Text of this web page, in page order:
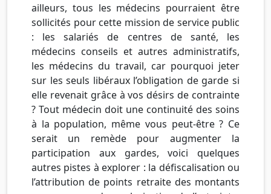
ailleurs, tous les médecins pourraient être
sollicités pour cette mission de service public
: les salariés de centres de santé, les
médecins conseils et autres administratifs,
les médecins du travail, car pourquoi jeter
sur les seuls libéraux l’obligation de garde si
elle revenait grâce à vos désirs de contrainte
? Tout médecin doit une continuité des soins
à la population, même vous peut-être ? Ce
serait un remède pour augmenter la
participation aux gardes, voici quelques
autres pistes à explorer : la défiscalisation ou
l’attribution de points retraite des montants